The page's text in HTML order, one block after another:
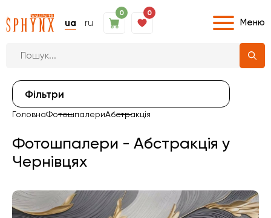
ua ru
0 0
Меню
Фiльтри
ГоловнаФотошпалериАбстракція
Фотошпалери - Абстракція у
Чернівцях